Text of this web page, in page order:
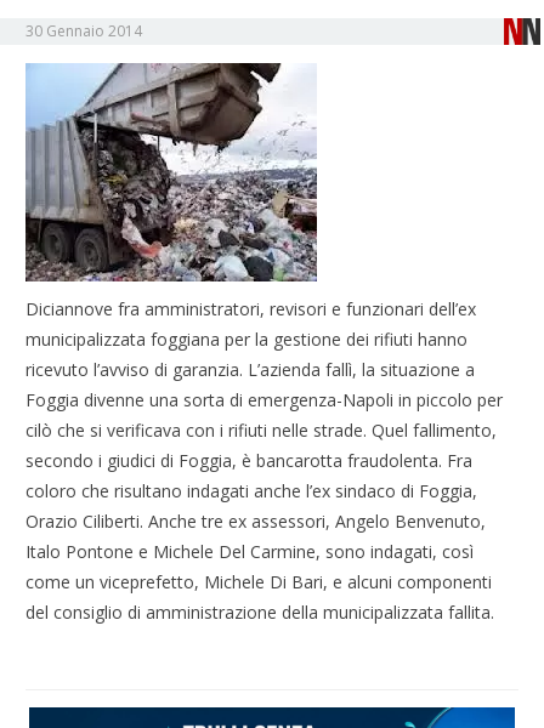
30 Gennaio 2014
Diciannove fra amministratori, revisori e funzionari dell’ex
municipalizzata foggiana per la gestione dei rifiuti hanno
ricevuto l’avviso di garanzia. L’azienda fallì, la situazione a
Foggia divenne una sorta di emergenza-Napoli in piccolo per
cilò che si verificava con i rifiuti nelle strade. Quel fallimento,
secondo i giudici di Foggia, è bancarotta fraudolenta. Fra
coloro che risultano indagati anche l’ex sindaco di Foggia,
Orazio Ciliberti. Anche tre ex assessori, Angelo Benvenuto,
Italo Pontone e Michele Del Carmine, sono indagati, così
come un viceprefetto, Michele Di Bari, e alcuni componenti
del consiglio di amministrazione della municipalizzata fallita.